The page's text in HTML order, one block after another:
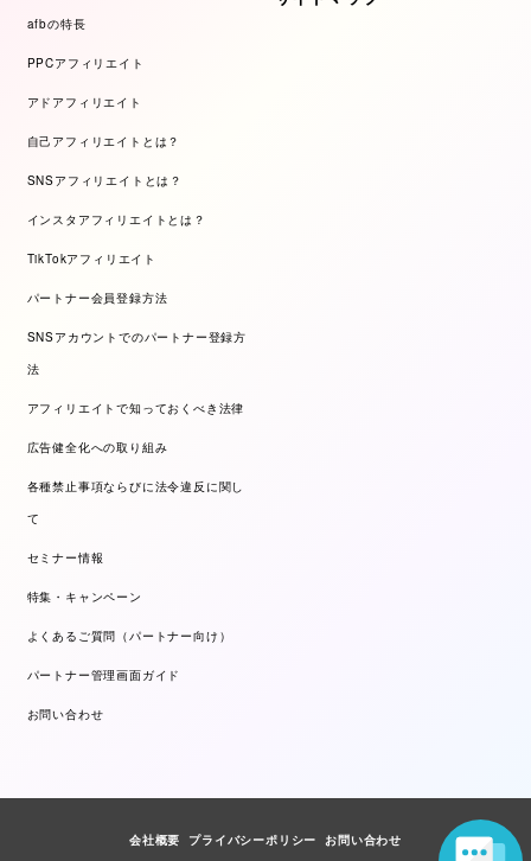
afbの特長
PPCアフィリエイト
アドアフィリエイト
自己アフィリエイトとは？
SNSアフィリエイトとは？
インスタアフィリエイトとは？
TikTokアフィリエイト
パートナー会員登録方法
SNSアカウントでのパートナー登録方
法
アフィリエイトで知っておくべき法律
広告健全化への取り組み
各種禁止事項ならびに法令違反に関し
て
セミナー情報
特集・キャンペーン
よくあるご質問（パートナー向け）
パートナー管理画面ガイド
お問い合わせ
会社概要 プライバシーポリシー お問い合わせ